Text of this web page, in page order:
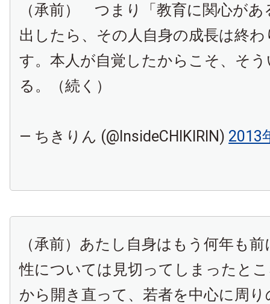
（承前） つまり「教育に関心があ
出したら、その人自身の成長は終
す。本人が自覚したからこそ、そ
る。（続く）
— ちきりん (@InsideCHIKIRIN) 2013
（承前）あたし自身はもう何年も
性については見切ってしまったと
から開き直って、若者を中心に周り